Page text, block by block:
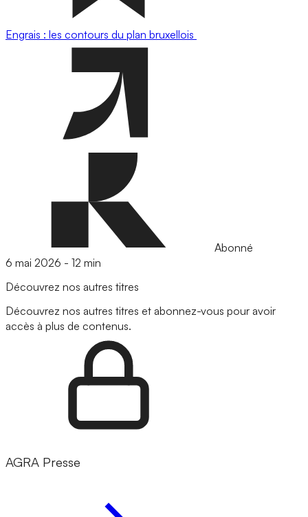
Engrais : les contours du plan bruxellois
Abonné
6 mai 2026 - 12 min
Découvrez nos autres titres
Découvrez nos autres titres et abonnez-vous pour avoir
accès à plus de contenus.
AGRA Presse